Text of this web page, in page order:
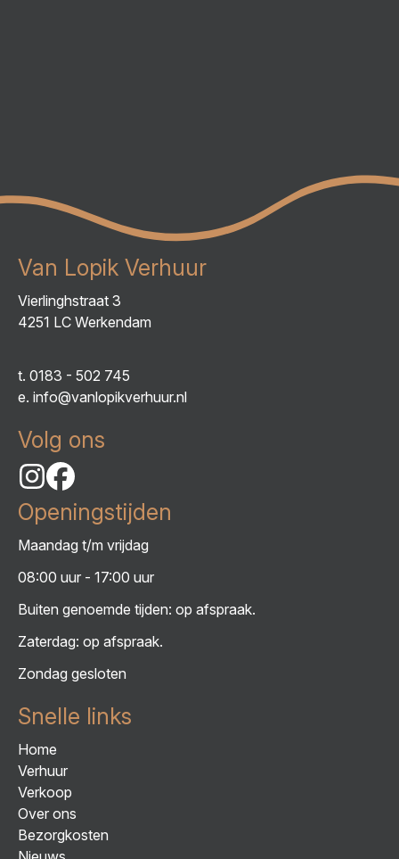
Van Lopik Verhuur
Vierlinghstraat 3
4251 LC Werkendam
t. 0183 - 502 745
e. info@vanlopikverhuur.nl
Volg ons
Openingstijden
Maandag t/m vrijdag
08:00 uur - 17:00 uur
Buiten genoemde tijden: op afspraak.
Zaterdag: op afspraak.
Zondag gesloten
Snelle links
Home
Verhuur
Verkoop
Over ons
Bezorgkosten